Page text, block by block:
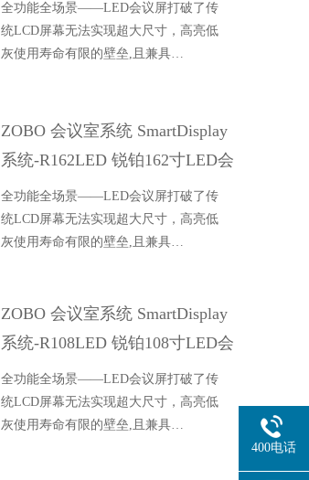
全功能全场景——LED会议屏打破了传
统LCD屏幕无法实现超大尺寸，高亮低
灰使用寿命有限的壁垒,且兼具…
ZOBO 会议室系统 SmartDisplay
系统-R162LED 锐铂162寸LED会
议屏
全功能全场景——LED会议屏打破了传
统LCD屏幕无法实现超大尺寸，高亮低
灰使用寿命有限的壁垒,且兼具…
ZOBO 会议室系统 SmartDisplay
系统-R108LED 锐铂108寸LED会
议屏
全功能全场景——LED会议屏打破了传
统LCD屏幕无法实现超大尺寸，高亮低
灰使用寿命有限的壁垒,且兼具…
400电话